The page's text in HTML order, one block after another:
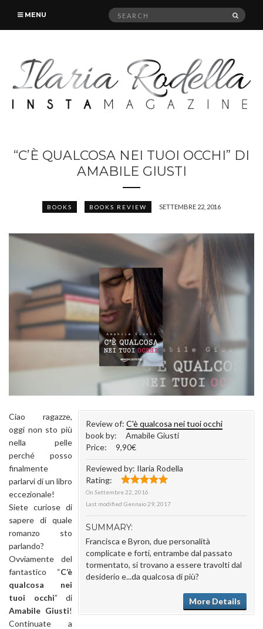
MENU
Search
“C’È QUALCOSA NEI TUOI OCCHI” DI
AMABILE GIUSTI
BOOKS BOOKS REVIEW SETTEMBRE 22, 2016
Review of: C'è qualcosa nei tuoi occhi
book by:
Amabile Giusti
Price:
9,90€
Reviewed by: Ilaria Rodella
Rating:
On Settembre 22, 2016
Last modified:Gennaio 29, 2017
SUMMARY:
Francisca e Byron, due personalità
complicate e forti, entrambe dal passato
tormentato, si trovano a essere travolti dal
desiderio e...da qualcosa di più?
More Details
Ciao ragazze,
oggi non sto più
nella pelle
perché posso
finalmente
parlarvi di un libro
eccezionale!
Siete curiose di
sapere di quale
romanzo sto
parlando?
Ovviamente del
fantastico “C’è
qualcosa nei
tuoi occhi” di
Amabile Giusti!
Continuate a